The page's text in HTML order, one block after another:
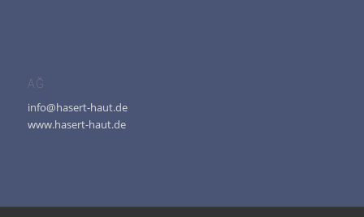
AĞ
info@hasert-haut.de
www.hasert-haut.de